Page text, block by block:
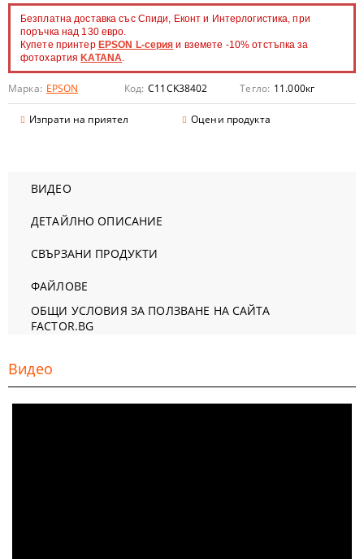
Безплатна доставка със Спиди, Еконт и Интерлогистика, при
поръчка над 130 евро.
Купете принтер EPSON L-серия и вземете -10% отстъпка за
фотохартия KATANA.
Марка: EPSON Код: C11CK38402 Тегло: 11.000кг
Изпрати на приятел Оцени продукта
ВИДЕО
ДЕТАЙЛНО ОПИСАНИЕ
СВЪРЗАНИ ПРОДУКТИ
ФАЙЛОВЕ
ОБЩИ УСЛОВИЯ ЗА ПОЛЗВАНЕ НА САЙТА
FACTOR.BG
Видео